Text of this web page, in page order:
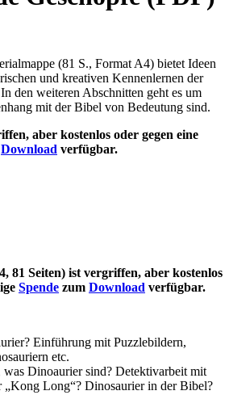
(81 S., Format A4) bietet Ideen
und kreativen Kennenlernen der
den weiteren Abschnitten geht es um
mit der Bibel von Bedeutung sind.
aber kostenlos oder gegen eine
Download verfügbar.
81 Seiten) ist vergriffen, aber kostenlos
Spende zum Download verfügbar.
Einführung mit Puzzlebildern,
etc.
Dinoaurier sind? Detektivarbeit mit
„Kong Long“? Dinosaurier in der Bibel?